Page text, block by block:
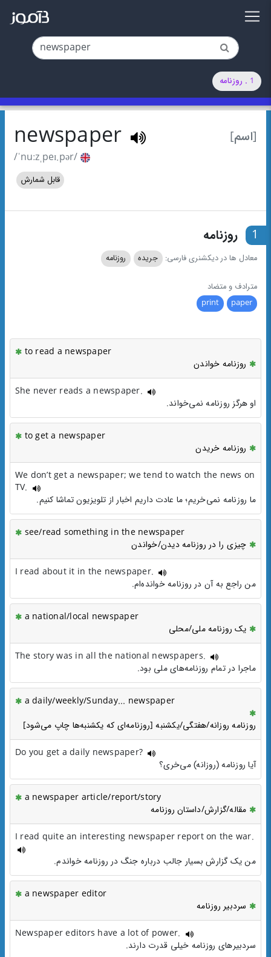
1 . روزنامه
[اسم] newspaper
/ˈnuːzˌpeɪ.pər/
قابل شمارش
1 روزنامه
معادل ها در دیکشنری فارسی: جریده روزنامه
مترادف و متضاد
paper
print
to read a newspaper
روزنامه خواندن
She never reads a newspaper.
او هرگز روزنامه نمی‌خواند.
to get a newspaper
روزنامه خریدن
We don’t get a newspaper; we tend to watch the news on
TV.
ما روزنامه نمی‌خریم؛ ما عادت داریم اخبار از تلویزیون تماشا کنیم.
see/read something in the newspaper
چیزی را در روزنامه دیدن/خواندن
I read about it in the newspaper.
من راجع به آن در روزنامه خوانده‌ام.
a national/local newspaper
یک روزنامه ملی/محلی
The story was in all the national newspapers.
ماجرا در تمام روزنامه‌های ملی بود.
a daily/weekly/Sunday... newspaper
روزنامه روزانه/هفتگی/یکشنبه [روزنامه‌ای که یکشنبه‌ها چاپ می‌شود]
Do you get a daily newspaper?
آیا روزنامه (روزانه) می‌خری؟
a newspaper article/report/story
مقاله/گزارش/داستان روزنامه
I read quite an interesting newspaper report on the war.
من یک گزارش بسیار جالب درباره جنگ در روزنامه خواندم.
a newspaper editor
سردبیر روزنامه
Newspaper editors have a lot of power.
سردبیرهای روزنامه خیلی قدرت دارند.